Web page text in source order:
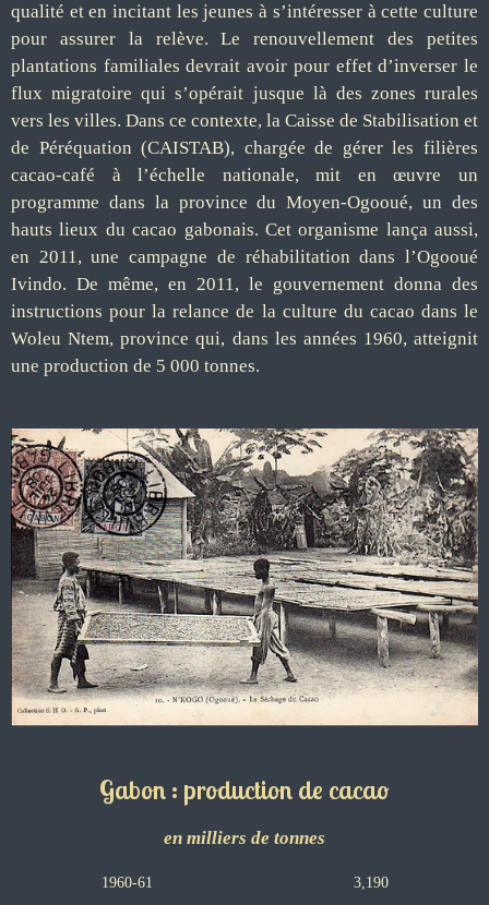
qualité et en incitant les jeunes à s’intéresser à cette culture
pour assurer la relève. Le renouvellement des petites
plantations familiales devrait avoir pour effet d’inverser le
flux migratoire qui s’opérait jusque là des zones rurales
vers les villes. Dans ce contexte, la Caisse de Stabilisation et
de Péréquation (CAISTAB), chargée de gérer les filières
cacao-café à l’échelle nationale, mit en œuvre un
programme dans la province du Moyen-Ogooué, un des
hauts lieux du cacao gabonais. Cet organisme lança aussi,
en 2011, une campagne de réhabilitation dans l’Ogooué
Ivindo. De même, en 2011, le gouvernement donna des
instructions pour la relance de la culture du cacao dans le
Woleu Ntem, province qui, dans les années 1960, atteignit
une production de 5 000 tonnes.
Gabon : production de cacao
en milliers de tonnes
1960-61 3,190